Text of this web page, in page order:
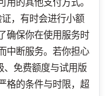
的其他支付方式。
，有时会进行小额
确保你在使用服务时
中断服务。若你担心
、免费额度与试用版
格的条件与时限，超